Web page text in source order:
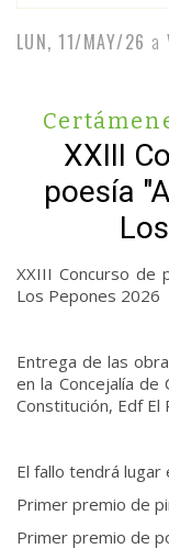
LUN, 11/MAY/26 a
XXIII
poesía
XXIII Concurso de
Los Pepones 2026
Entrega de las
en la Concejalía de
Constitución, Edf El
El fallo tendrá
Primer premio de
Primer premio de